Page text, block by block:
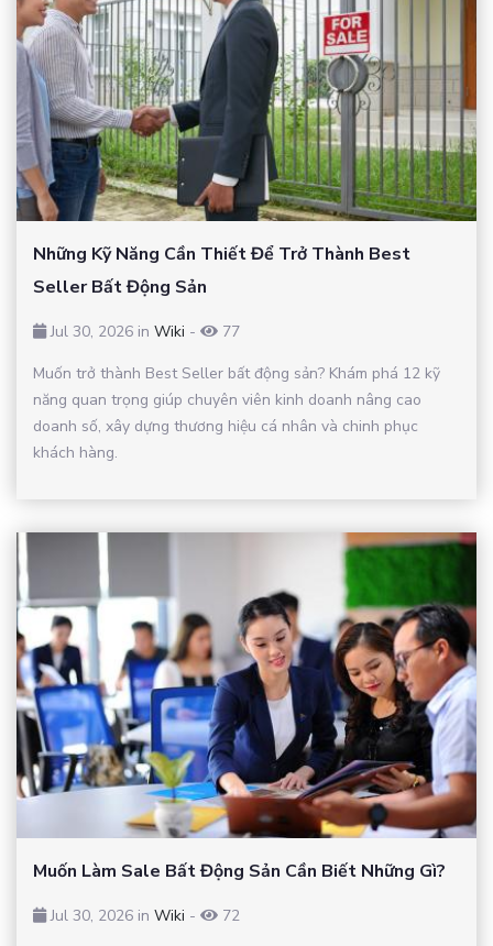
Những Kỹ Năng Cần Thiết Để Trở Thành Best
Seller Bất Động Sản
Jul 30, 2026 in Wiki -
77
Muốn trở thành Best Seller bất động sản? Khám phá 12 kỹ
năng quan trọng giúp chuyên viên kinh doanh nâng cao
doanh số, xây dựng thương hiệu cá nhân và chinh phục
khách hàng.
Muốn Làm Sale Bất Động Sản Cần Biết Những Gì?
Jul 30, 2026 in Wiki -
72